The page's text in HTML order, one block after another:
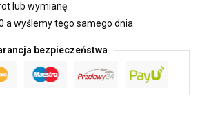
lub wymianę.
a wyślemy tego samego dnia.
bezpieczeństwa